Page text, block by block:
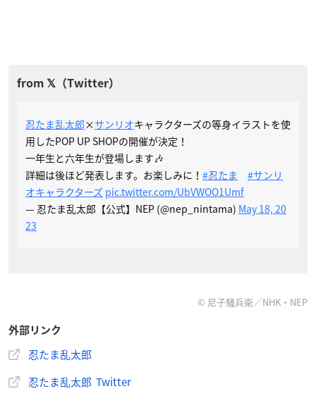
忍たま乱太郎×サンリオキャラクターズの等身イラストを使
用したPOP UP SHOPの開催が決定！
一年生と六年生が登場します🎶
詳細は後ほど発表します。お楽しみに！ #忍たま
#サンリ
オキャラクターズ pic.twitter.com/UbVWOO1Umf
— 忍たま乱太郎【公式】NEP (@nep_nintama) May 18, 20
23
© 尼子騒兵衛／NHK・NEP
外部リンク
忍たま乱太郎
忍たま乱太郎 Twitter